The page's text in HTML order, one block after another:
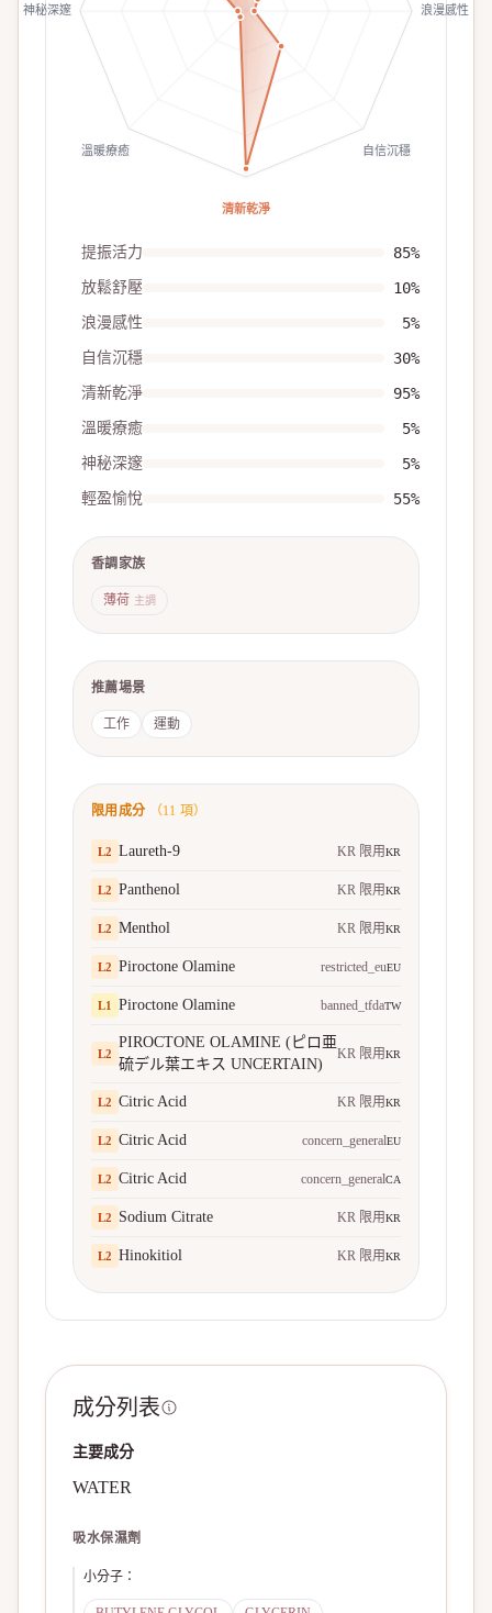
浪漫感性
自信沉穩
清新乾淨
溫暖療癒
神秘深邃
提振活力 85%
放鬆舒壓 10%
浪漫感性 5%
自信沉穩 30%
清新乾淨 95%
溫暖療癒 5%
神秘深邃 5%
輕盈愉悅 55%
香調家族
薄荷 主調
推薦場景
工作 運動
限用成分 （11 項）
L2 Laureth-9 KR 限用KR
L2 Panthenol KR 限用KR
L2 Menthol KR 限用KR
L2 Piroctone Olamine restricted_euEU
L1 Piroctone Olamine banned_tfdaTW
L2
PIROCTONE OLAMINE (ピロ亜
硫デル葉エキス UNCERTAIN)
KR 限用KR
L2 Citric Acid KR 限用KR
L2 Citric Acid concern_generalEU
L2 Citric Acid concern_generalCA
L2 Sodium Citrate KR 限用KR
L2 Hinokitiol KR 限用KR
成分列表
主要成分
WATER
吸水保濕劑
小分子 ：